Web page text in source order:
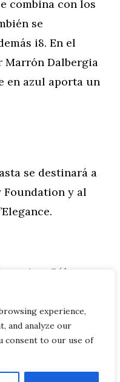
experience,
and analyze our
consent to our use of
combina con los
se
i8. En el
Dalbergia
en azul aporta un
se destinará a
Foundation y al
Sólo
vídeo muestra